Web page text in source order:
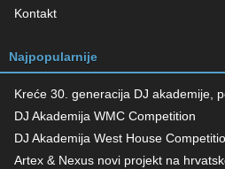
Kontakt
Najpopularnije
Kreće 30. generacija DJ akademije,
DJ Akademija WMC Competition
DJ Akademija West House
Artex & Nexus novi projekt na